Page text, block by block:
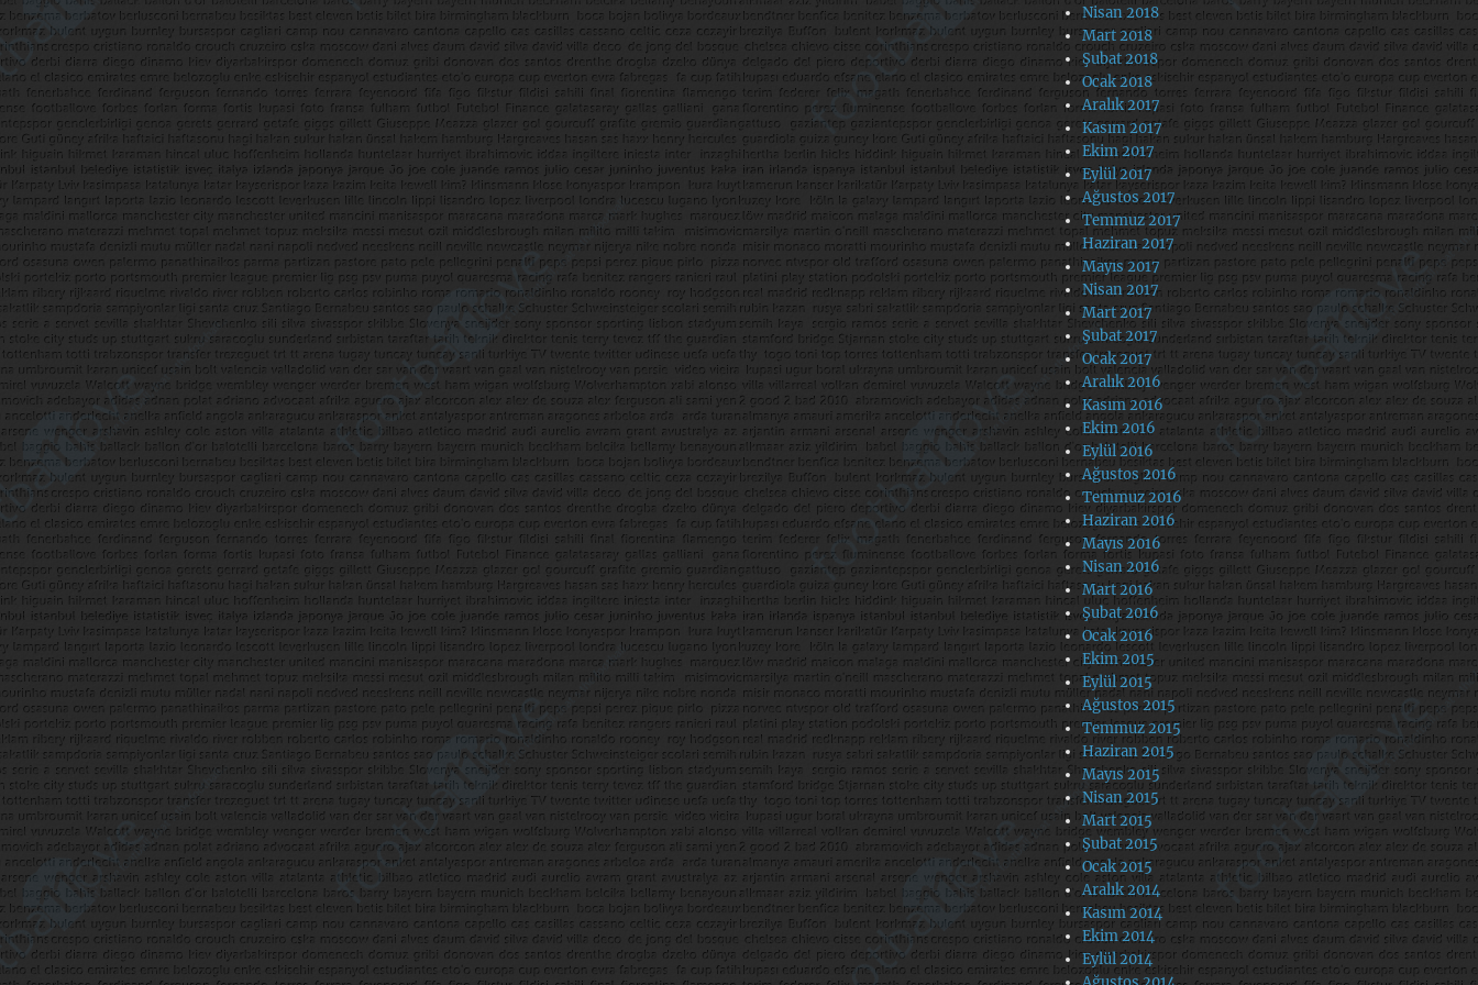
Nisan 2018
Mart 2018
Şubat 2018
Ocak 2018
Aralık 2017
Kasım 2017
Ekim 2017
Eylül 2017
Ağustos 2017
Temmuz 2017
Haziran 2017
Mayıs 2017
Nisan 2017
Mart 2017
Şubat 2017
Ocak 2017
Aralık 2016
Kasım 2016
Ekim 2016
Eylül 2016
Ağustos 2016
Temmuz 2016
Haziran 2016
Mayıs 2016
Nisan 2016
Mart 2016
Şubat 2016
Ocak 2016
Ekim 2015
Eylül 2015
Ağustos 2015
Temmuz 2015
Haziran 2015
Mayıs 2015
Nisan 2015
Mart 2015
Şubat 2015
Ocak 2015
Aralık 2014
Kasım 2014
Ekim 2014
Eylül 2014